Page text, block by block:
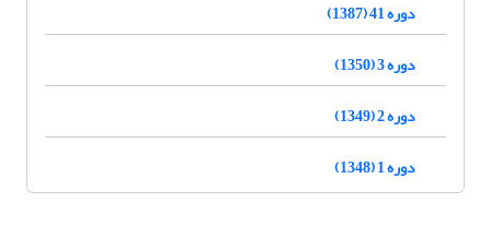
دوره 41 (1387)
دوره 3 (1350)
دوره 2 (1349)
دوره 1 (1348)